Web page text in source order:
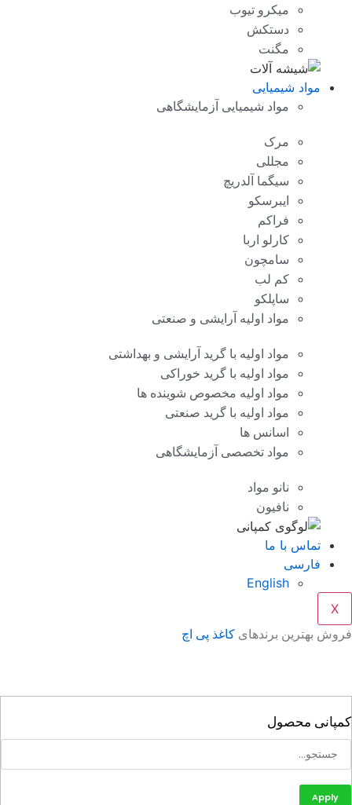
میکرو تیوب
دستکش
مگنت
مواد شیمیایی
مواد شیمیایی آزمایشگاهی
مرک
مجللی
سیگما آلدریچ
ایبرسکو
فراکم
کارلو اربا
سامچون
کم لب
ساپلکو
مواد اولیه آرایشی و صنعتی
مواد اولیه با گرید آرایشی و بهداشتی
مواد اولیه با گرید خوراکی
مواد اولیه مخصوص شوینده ها
مواد اولیه با گرید صنعتی
اسانس ها
مواد تخصصی آزمایشگاهی
نانو مواد
نافیون
تماس با ما
فارسی
English
بهترین برندهایکاغذ پی اچ
محصول
Apply